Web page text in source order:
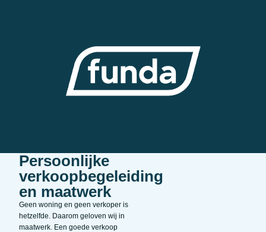
Persoonlijke
verkoopbegeleiding
en maatwerk
Geen woning en geen verkoper is
hetzelfde. Daarom geloven wij in
maatwerk. Een goede verkoop